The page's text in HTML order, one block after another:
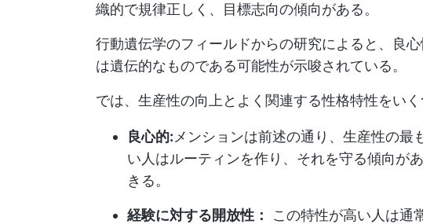
織的で規律正しく、目標志向の傾向がある。
行動遺伝学のフィールドからの研究によると、良
は遺伝的なものである可能性が示唆されている。
では、生産性の向上とよく関連する性格特性をいく
良心的: メンションは前述の通り、生産性の
い人はルーティンを作り、それを守る傾向が
きる。
経験に対する開放性：
この特性が高い人は通